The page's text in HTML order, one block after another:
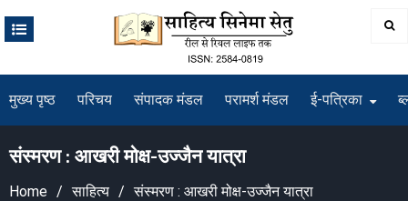
मुख्य पृष्ठ परिचय संपादक मंडल परामर्श मंडल ई-पत्रिका
संस्मरण : आखरी मोक्ष-उज्जैन यात्रा
Home साहित्य संस्मरण : आखरी मोक्ष-उज्जैन यात्रा